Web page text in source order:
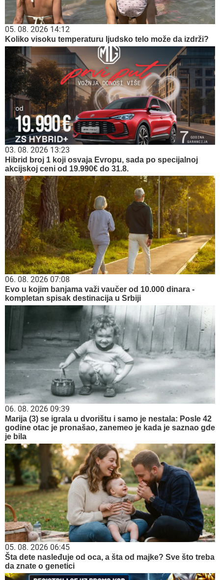
05. 08. 2026 14:12
Koliko visoku temperaturu ljudsko telo može da izdrži?
03. 08. 2026 13:23
Hibrid broj 1 koji osvaja Evropu, sada po specijalnoj
akcijskoj ceni od 19.990€ do 31.8.
06. 08. 2026 07:08
Evo u kojim banjama važi vaučer od 10.000 dinara -
kompletan spisak destinacija u Srbiji
06. 08. 2026 09:39
Marija (3) se igrala u dvorištu i samo je nestala: Posle 42
godine otac je pronašao, zanemeo je kada je saznao gde
je bila
05. 08. 2026 06:45
Šta dete nasleđuje od oca, a šta od majke? Sve što treba
da znate o genetici